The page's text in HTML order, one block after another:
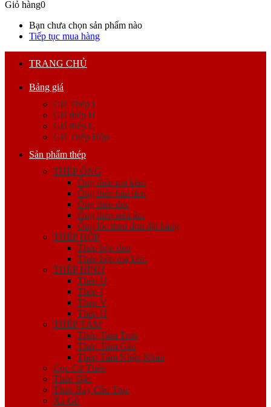
Giỏ hàng0
Bạn chưa chọn sản phẩm nào
Tiếp tục mua hàng
TRANG CHỦ
Bảng giá
Giá Thép I
Giá thép H
Giá thép U
Giá Thép Hộp
Sản phẩm thép
THÉP ỐNG
Ống thép mạ kẽm
Ống thép hàn đen
Ống thép đúc
Ống thép siêu âm
Ống lốc theo đơn đặt hàng
THÉP HỘP
Thép hộp đen
Thép hộp mạ kẽm
THÉP HÌNH
Thép U
Thép I
Thép V
Thép H
THÉP TẤM
Thép Tấm Trơn
Thép Tấm Gân
Thép Tấm Nhập Khẩu
Cọc Cừ Thép
Thép Đặc
Thép Ray Cầu Trục
Xà Gồ